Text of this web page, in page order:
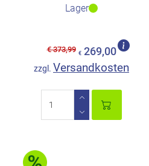
Lager
€ 373,99 € 269,00
zzgl. Versandkosten